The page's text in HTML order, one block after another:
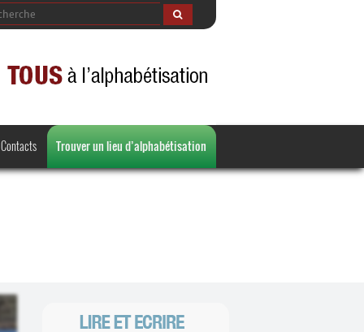
Contacts Trouver un lieu d’alphabétisation